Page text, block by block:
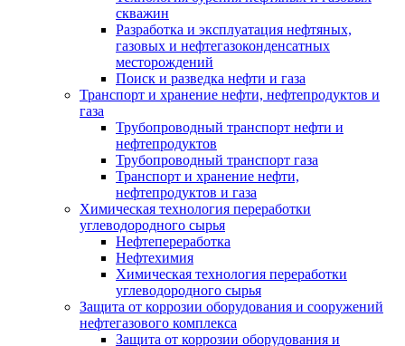
скважин
Разработка и эксплуатация нефтяных,
газовых и нефтегазоконденсатных
месторождений
Поиск и разведка нефти и газа
Транспорт и хранение нефти, нефтепродуктов и
газа
Трубопроводный транспорт нефти и
нефтепродуктов
Трубопроводный транспорт газа
Транспорт и хранение нефти,
нефтепродуктов и газа
Химическая технология переработки
углеводородного сырья
Нефтепереработка
Нефтехимия
Химическая технология переработки
углеводородного сырья
Защита от коррозии оборудования и сооружений
нефтегазового комплекса
Защита от коррозии оборудования и